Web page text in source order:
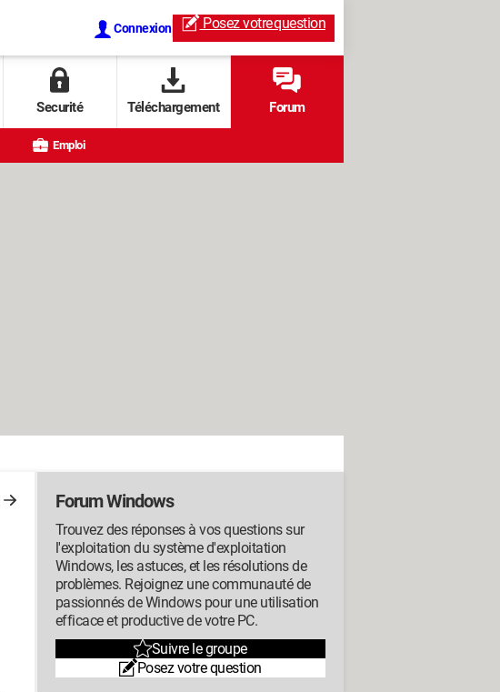
Connexion Posez votrequestion
Securité Téléchargement Forum
Emploi
Forum Windows
Trouvez des réponses à vos questions sur
l'exploitation du système d'exploitation
Windows, les astuces, et les résolutions de
problèmes. Rejoignez une communauté de
passionnés de Windows pour une utilisation
efficace et productive de votre PC.
Suivre le groupe
Posez votre question